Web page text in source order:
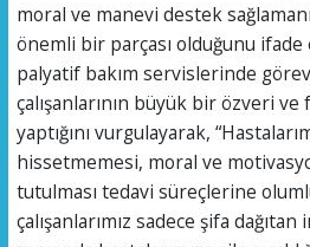
moral ve manevi destek
önemli bir parçası olduğunu
palyatif bakım servislerinde
çalışanlarının büyük bir özveri ve
yaptığını vurgulayarak,
hissetmemesi, moral ve
tutulması tedavi süreçlerine
çalışanlarımız sadece şifa